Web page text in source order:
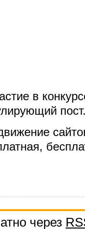
в
,
через